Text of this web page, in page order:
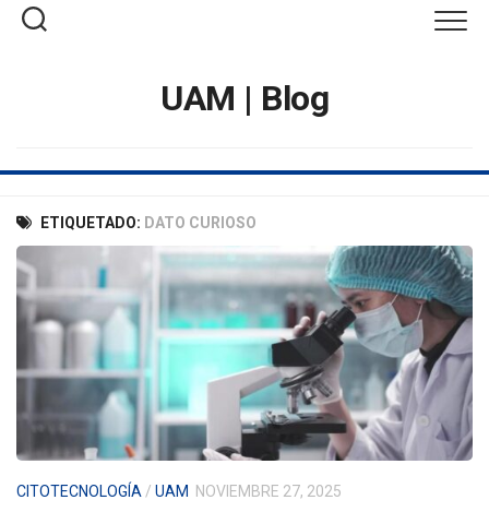
Saltar
UAM | Blog
ETIQUETADO: DATO CURIOSO
CITOTECNOLOGÍA / UAM NOVIEMBRE 27, 2025